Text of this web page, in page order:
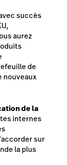
succès
aurez
de
nouveaux
de la
internes
sur
la plus